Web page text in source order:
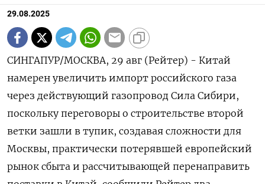
29.08.2025
СИНГАПУР/МОСКВА, 29 авг (Рейтер) - Китай
намерен увеличить импорт российского газа
через действующий газопровод Сила Сибири,
поскольку переговоры о строительстве второй
ветки зашли в тупик, создавая сложности для
Москвы, практически потерявшей европейский
рынок сбыта и рассчитывающей перенаправить